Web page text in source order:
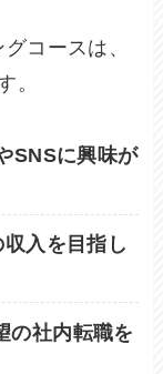
コースは、
。
SNSに興味が
入を目指し
の社内転職を